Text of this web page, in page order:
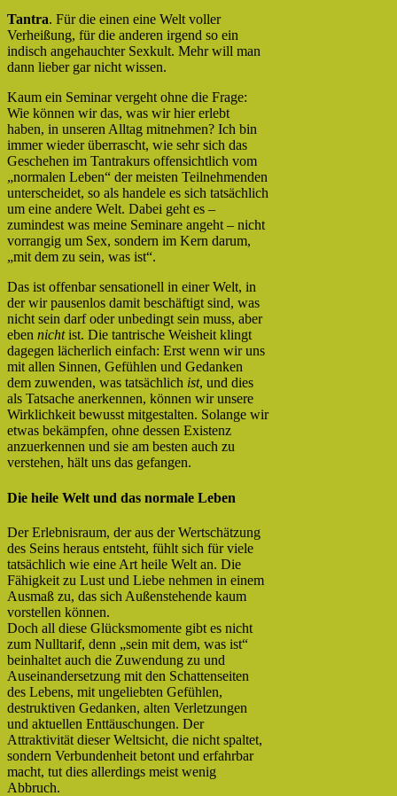
Tantra. Für die einen eine Welt voller
Verheißung, für die anderen irgend so ein
indisch angehauchter Sexkult. Mehr will man
dann lieber gar nicht wissen.
Kaum ein Seminar vergeht ohne die Frage:
Wie können wir das, was wir hier erlebt
haben, in unseren Alltag mitnehmen? Ich bin
immer wieder überrascht, wie sehr sich das
Geschehen im Tantrakurs offensichtlich vom
„normalen Leben“ der meisten Teilnehmenden
unterscheidet, so als handele es sich tatsächlich
um eine andere Welt. Dabei geht es –
zumindest was meine Seminare angeht – nicht
vorrangig um Sex, sondern im Kern darum,
„mit dem zu sein, was ist“.
Das ist offenbar sensationell in einer Welt, in
der wir pausenlos damit beschäftigt sind, was
nicht sein darf oder unbedingt sein muss, aber
eben nichtist. Die tantrische Weisheit klingt
dagegen lächerlich einfach: Erst wenn wir uns
mit allen Sinnen, Gefühlen und Gedanken
dem zuwenden, was tatsächlich ist, und dies
als Tatsache anerkennen, können wir unsere
Wirklichkeit bewusst mitgestalten. Solange wir
etwas bekämpfen, ohne dessen Existenz
anzuerkennen und sie am besten auch zu
verstehen, hält uns das gefangen.
Die heile Welt und das normale Leben
Der Erlebnisraum, der aus der Wertschätzung
des Seins heraus entsteht, fühlt sich für viele
tatsächlich wie eine Art heile Welt an. Die
Fähigkeit zu Lust und Liebe nehmen in einem
Ausmaß zu, das sich Außenstehende kaum
vorstellen können.
Doch all diese Glücksmomente gibt es nicht
zum Nulltarif, denn „sein mit dem, was ist“
beinhaltet auch die Zuwendung zu und
Auseinandersetzung mit den Schattenseiten
des Lebens, mit ungeliebten Gefühlen,
destruktiven Gedanken, alten Verletzungen
und aktuellen Enttäuschungen. Der
Attraktivität dieser Weltsicht, die nicht spaltet,
sondern Verbundenheit betont und erfahrbar
macht, tut dies allerdings meist wenig
Abbruch.